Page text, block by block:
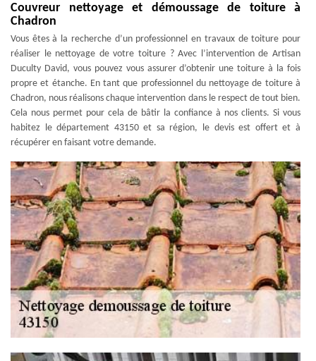
Couvreur nettoyage et démoussage de toiture à
Chadron
Vous êtes à la recherche d’un professionnel en travaux de toiture pour
réaliser le nettoyage de votre toiture ? Avec l’intervention de Artisan
Duculty David, vous pouvez vous assurer d’obtenir une toiture à la fois
propre et étanche. En tant que professionnel du nettoyage de toiture à
Chadron, nous réalisons chaque intervention dans le respect de tout bien.
Cela nous permet pour cela de bâtir la confiance à nos clients. Si vous
habitez le département 43150 et sa région, le devis est offert et à
récupérer en faisant votre demande.